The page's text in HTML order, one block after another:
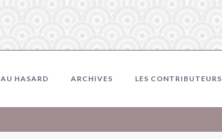
AU HASARD ARCHIVES LES CONTRIBUTEURS